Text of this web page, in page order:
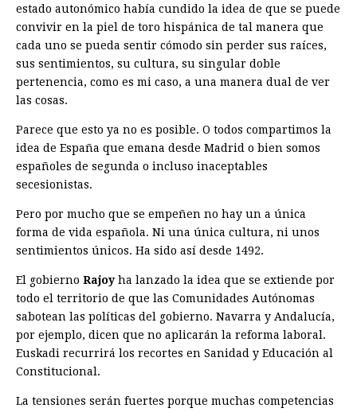
estado autonómico había cundido la idea de que se puede
convivir en la piel de toro hispánica de tal manera que
cada uno se pueda sentir cómodo sin perder sus raíces,
sus sentimientos, su cultura, su singular doble
pertenencia, como es mi caso, a una manera dual de ver
las cosas.
Parece que esto ya no es posible. O todos compartimos la
idea de España que emana desde Madrid o bien somos
españoles de segunda o incluso inaceptables
secesionistas.
Pero por mucho que se empeñen no hay un a única
forma de vida española. Ni una única cultura, ni unos
sentimientos únicos. Ha sido así desde 1492.
El gobierno Rajoyha lanzado la idea que se extiende por
todo el territorio de que las Comunidades Autónomas
sabotean las políticas del gobierno. Navarra y Andalucía,
por ejemplo, dicen que no aplicarán la reforma laboral.
Euskadi recurrirá los recortes en Sanidad y Educación al
Constitucional.
La tensiones serán fuertes porque muchas competencias